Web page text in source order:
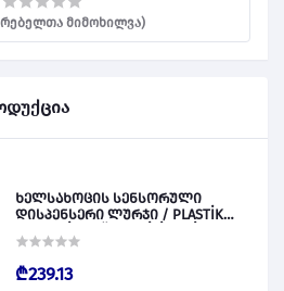
მიმოხილვა)
ხელსახოცის სენსორული
დისპენსერი ლურჯი / PLASTİK
₾239.13